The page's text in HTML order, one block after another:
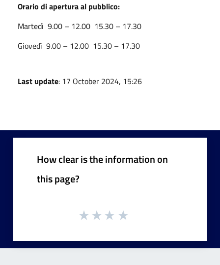
Orario di apertura al pubblico:
Martedì 9.00 – 12.00 15.30 – 17.30
Giovedì 9.00 – 12.00 15.30 – 17.30
Last update: 17 October 2024, 15:26
How clear is the information on
this page?